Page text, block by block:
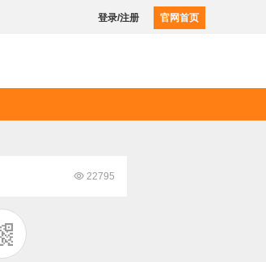
登录/注册 官网首页
 22795